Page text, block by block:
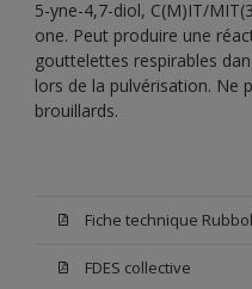
5-yne-4,7-diol, C(M)IT/
one. Peut produire une
gouttelettes respirables
lors de la pulvérisation. Ne
brouillards.
Fiche technique
FDES collective